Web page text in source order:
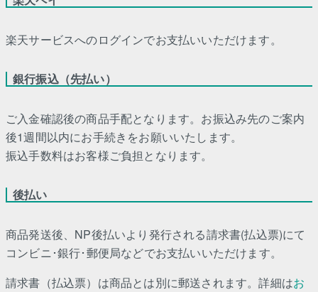
楽天サービスへのログインでお支払いいただけます。
銀行振込（先払い）
ご入金確認後の商品手配となります。お振込み先のご案内
後1週間以内にお手続きをお願いいたします。
振込手数料はお客様ご負担となります。
後払い
商品発送後、NP後払いより発行される請求書(払込票)にて
コンビニ･銀行･郵便局などでお支払いいただけます。
請求書（払込票）は商品とは別に郵送されます。詳細はお